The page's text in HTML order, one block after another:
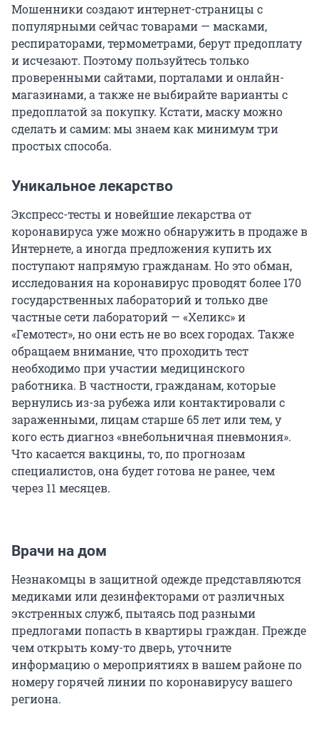
Мошенники создают интернет-страницы с
популярными сейчас товарами — масками,
респираторами, термометрами, берут предоплату
и исчезают. Поэтому пользуйтесь только
проверенными сайтами, порталами и онлайн-
магазинами, а также не выбирайте варианты с
предоплатой за покупку. Кстати, маску можно
сделать и самим: мы знаем как минимум три
простых способа.
Уникальное лекарство
Экспресс-тесты и новейшие лекарства от
коронавируса уже можно обнаружить в продаже в
Интернете, а иногда предложения купить их
поступают напрямую гражданам. Но это обман,
исследования на коронавирус проводят более 170
государственных лабораторий и только две
частные сети лабораторий — «Хеликс» и
«Гемотест», но они есть не во всех городах. Также
обращаем внимание, что проходить тест
необходимо при участии медицинского
работника. В частности, гражданам, которые
вернулись из-за рубежа или контактировали с
зараженными, лицам старше 65 лет или тем, у
кого есть диагноз «внебольничная пневмония».
Что касается вакцины, то, по прогнозам
специалистов, она будет готова не ранее, чем
через 11 месяцев.
Врачи на дом⠀⠀⠀⠀⠀⠀⠀⠀
Незнакомцы в защитной одежде представляются
медиками или дезинфекторами от различных
экстренных служб, пытаясь под разными
предлогами попасть в квартиры граждан. Прежде
чем открыть кому-то дверь, уточните
информацию о мероприятиях в вашем районе по
номеру горячей линии по коронавирусу вашего
региона.